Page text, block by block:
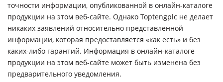
точности информации, опубликованной в онлайн-каталоге
продукции на этом веб-сайте. Однако Toptengplc не делает
никаких заявлений относительно представленной
информации, которая предоставляется «как есть» и без
каких-либо гарантий. Информация в онлайн-каталоге
продукции на этом веб-сайте может быть изменена без
предварительного уведомления.